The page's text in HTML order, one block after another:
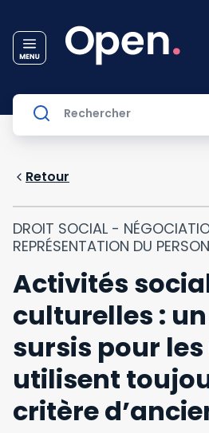
Retour
DROIT SOCIAL -
REPRÉSENTATION DU
Activités
culturelles :
sursis pour les
utilisent
critère